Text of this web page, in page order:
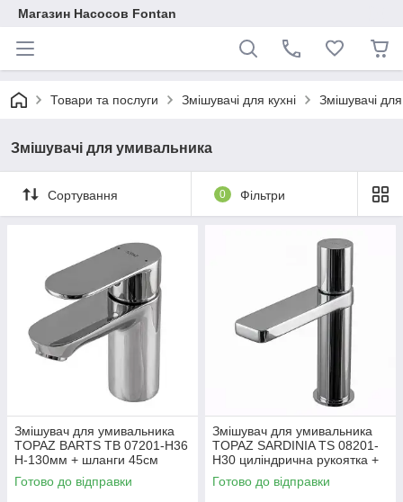
Магазин Насосов Fontan
Товари та послуги Змішувачі для кухні Змішувачі
Змішувачі для умивальника
Сортування 0 Фільтри
Змішувач для умивальника
TOPAZ BARTS TB 07201-H36
H-130мм + шланги 45см
Готово до відправки
Змішувач для умивальника
TOPAZ SARDINIA TS 08201-
H30 циліндрична рукоятка +
шланги 45см
Готово до відправки